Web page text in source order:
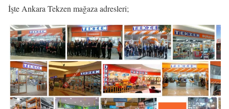
İşte Ankara Tekzen mağaza adresleri;